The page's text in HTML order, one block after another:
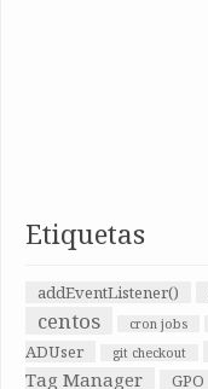
Etiquetas
addEventListener()
centos
cron jobs
ADUser
git checkout
Tag Manager
GPO